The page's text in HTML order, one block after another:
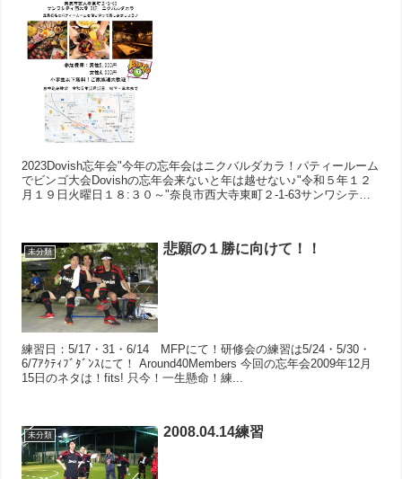
2023Dovish忘年会"今年の忘年会はニクバルダカラ！パティールーム
でビンゴ大会Dovishの忘年会来ないと年は越せない♪"令和５年１２
月１９日火曜日１８:３０～"奈良市西大寺東町２-1-63サンワシティ
未分類 悲願の１勝に向けて！！
練習日：5/17・31・6/14 MFPにて！研修会の練習は5/24・5/30・
6/7ｱｸﾃｨﾌﾞﾀﾞﾝｽにて！ Around40Members 今回の忘年会2009年12月
15日のネタは！fits! 只今！一生懸命！練...
未分類 2008.04.14練習